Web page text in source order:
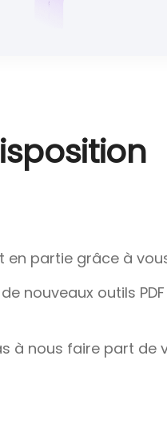
en partie grâce à
nouveaux outils
à nous faire part de